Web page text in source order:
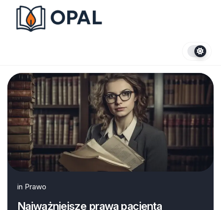
content
in Prawo
Najważniejsze prawa pacjenta